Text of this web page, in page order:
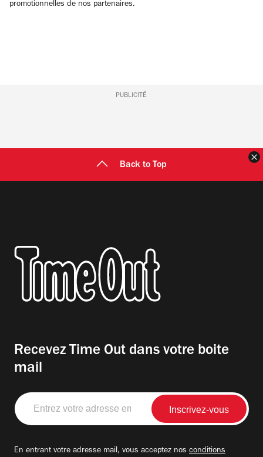
promotionnelles de nos partenaires.
PUBLICITÉ
Back to Top
Recevez Time Out dans votre boite
mail
Entrez
votre
adresse
En entrant votre adresse mail, vous acceptez nos conditions